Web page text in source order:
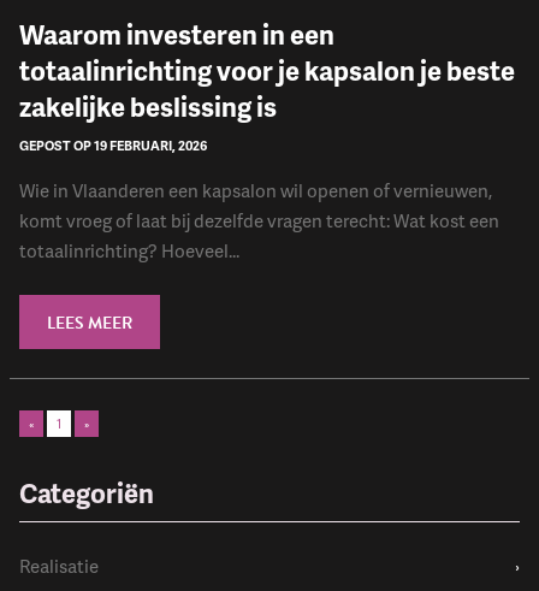
Waarom investeren in een
totaalinrichting voor je kapsalon je beste
zakelijke beslissing is
GEPOST OP 19 FEBRUARI, 2026
Wie in Vlaanderen een kapsalon wil openen of vernieuwen,
komt vroeg of laat bij dezelfde vragen terecht: Wat kost een
totaalinrichting? Hoeveel...
LEES MEER
« 1 »
Categoriën
Realisatie
›